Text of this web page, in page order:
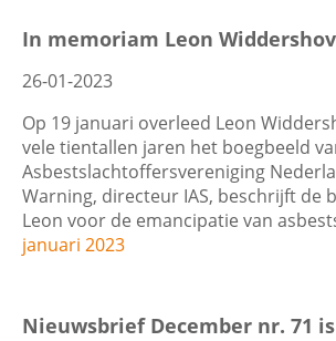
Contactgegevens
Zoeken
Filters
Datum
Trefwoord
In memoriam Leon
26-01-2023
Op 19 januari overleed Leon
vele tientallen jaren het boegbeeld
Asbestslachtoffersvereniging
Warning, directeur IAS, beschrijft de
Leon voor de emancipatie van
januari 2023
Nieuwsbrief December nr. 71